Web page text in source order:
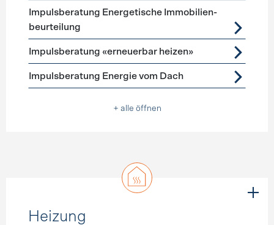
Impuls­beratung Energetische Immobilien­
beurteilung
Impulsberatung «erneuerbar heizen»
Impulsberatung Energie vom Dach
+ alle öffnen
Heizung